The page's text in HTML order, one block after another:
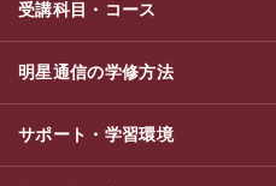
受講科目・コース
明星通信の学修方法
サポート・学習環境